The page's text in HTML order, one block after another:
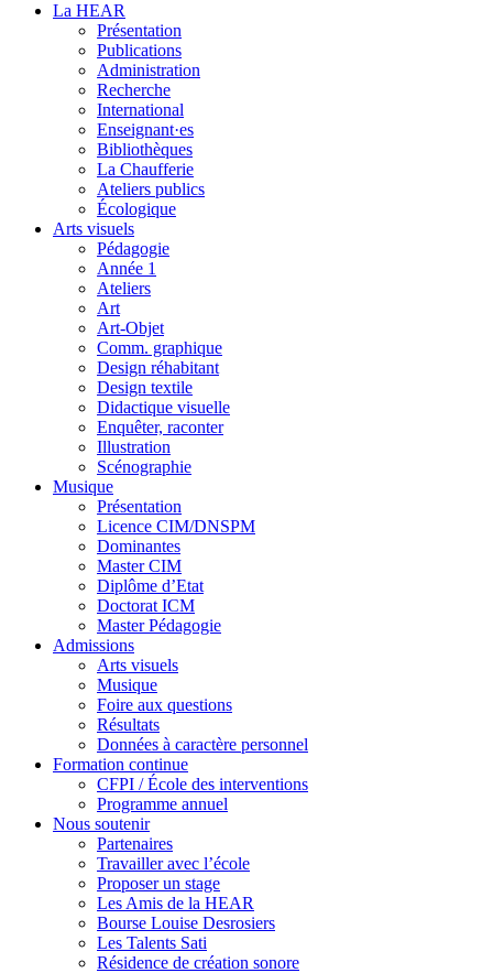
La HEAR
Présentation
Publications
Administration
Recherche
International
Enseignant·es
Bibliothèques
La Chaufferie
Ateliers publics
Écologique
Arts visuels
Pédagogie
Année 1
Ateliers
Art
Art-Objet
Comm. graphique
Design réhabitant
Design textile
Didactique visuelle
Enquêter, raconter
Illustration
Scénographie
Musique
Présentation
Licence CIM/DNSPM
Dominantes
Master CIM
Diplôme d’Etat
Doctorat ICM
Master Pédagogie
Admissions
Arts visuels
Musique
Foire aux questions
Résultats
Données à caractère personnel
Formation continue
CFPI / École des interventions
Programme annuel
Nous soutenir
Partenaires
Travailler avec l’école
Proposer un stage
Les Amis de la HEAR
Bourse Louise Desrosiers
Les Talents Sati
Résidence de création sonore